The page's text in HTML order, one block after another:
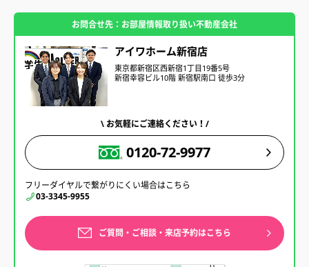
お問合せ先：お部屋情報取り扱い不動産会社
アイワホーム新宿店
東京都新宿区西新宿1丁目19番5号
新宿幸容ビル10階 新宿駅南口 徒歩3分
\ お気軽にご連絡ください！/
0120-72-9977
フリーダイヤルで繋がりにくい場合はこちら
03-3345-9955
ご質問・ご相談・来店予約はこちら